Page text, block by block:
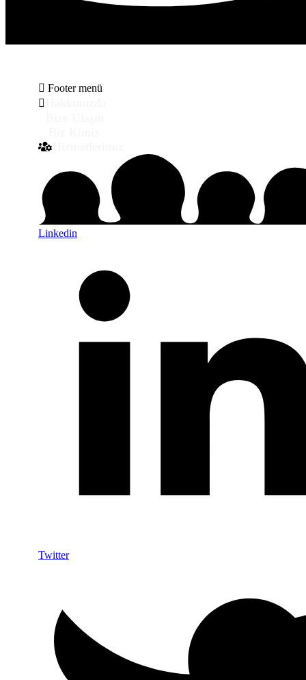
Footer menü
Linkedin
Twitter